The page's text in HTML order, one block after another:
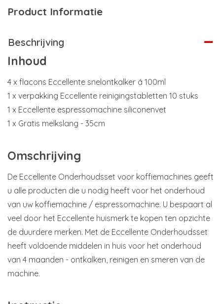
Product Informatie
Beschrijving
Inhoud
4 x flacons Eccellente snelontkalker á 100ml
1 x verpakking Eccellente reinigingstabletten 10 stuks
1 x Eccellente espressomachine siliconenvet
1 x Gratis melkslang - 35cm
Omschrijving
De Eccellente Onderhoudsset voor koffiemachines geeft
u alle producten die u nodig heeft voor het onderhoud
van uw koffiemachine / espressomachine. U bespaart al
veel door het Eccellente huismerk te kopen ten opzichte
de duurdere merken. Met de Eccellente Onderhoudsset
heeft voldoende middelen in huis voor het onderhoud
van 4 maanden - ontkalken, reinigen en smeren van de
machine.